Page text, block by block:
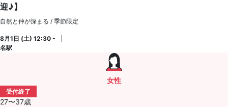
迎♪】
自然と仲が深まる / 季節限定
8月1日 (土) 12:30 -
名駅
女性
受付終了
27〜37歳